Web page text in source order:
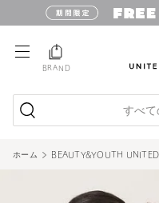
BRAND
すべて
ホーム BEAUTY&YOUTH